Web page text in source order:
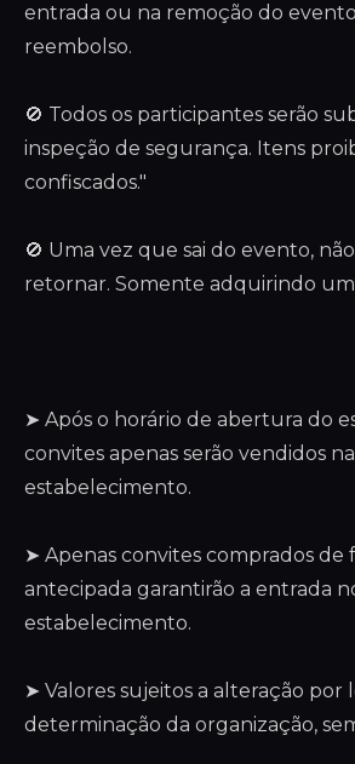
entrada ou na remoção do
reembolso.
🚫 Todos os participantes serão
inspeção de segurança. Itens
confiscados."
🚫 Uma vez que sai do evento,
retornar. Somente adquirindo um
➤ Após o horário de abertura do
convites apenas serão vendidos
estabelecimento.
➤ Apenas convites comprados de
antecipada garantirão a entrada
estabelecimento.
➤ Valores sujeitos a alteração por
determinação da organização,